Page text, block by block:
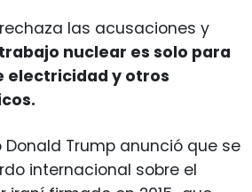
las acusaciones y
nuclear es solo para
electricidad y otros
Trump anunció que se
internacional sobre el